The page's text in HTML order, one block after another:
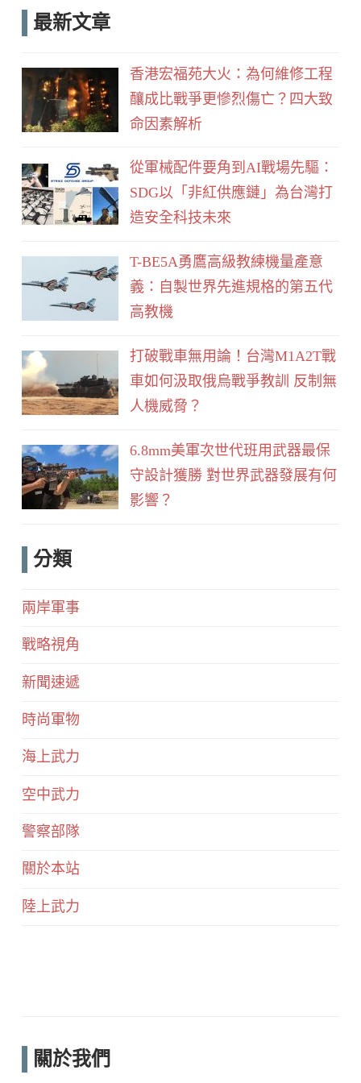
c
o
k
e
最新文章
香港宏福苑大火：為何維修工程
釀成比戰爭更慘烈傷亡？四大致
命因素解析
從軍械配件要角到AI戰場先驅：
SDG以「非紅供應鏈」為台灣打
造安全科技未來
T-BE5A勇鷹高級教練機量產意
義：自製世界先進規格的第五代
高教機
打破戰車無用論！台灣M1A2T戰
車如何汲取俄烏戰爭教訓 反制無
人機威脅？
6.8mm美軍次世代班用武器最保
守設計獲勝 對世界武器發展有何
影響？
分類
兩岸軍事
戰略視角
新聞速遞
時尚軍物
海上武力
空中武力
警察部隊
關於本站
陸上武力
關於我們